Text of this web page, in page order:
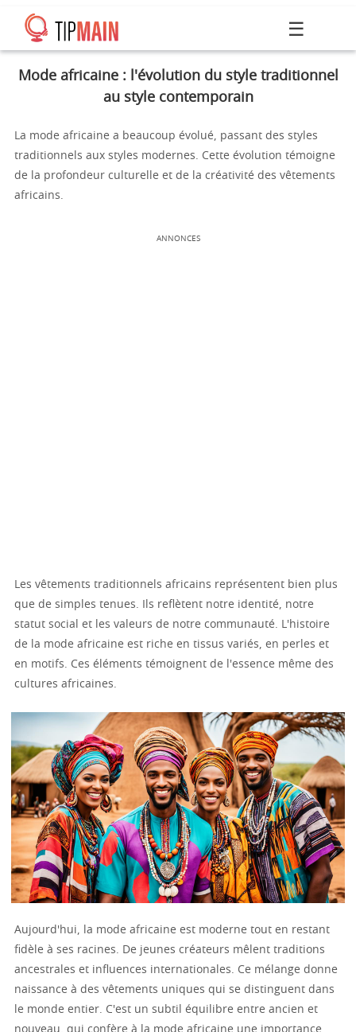
☰
Mode africaine : l'évolution du style traditionnel
au style contemporain
La mode africaine a beaucoup évolué, passant des styles
traditionnels aux styles modernes. Cette évolution témoigne
de la profondeur culturelle et de la créativité des vêtements
africains.
ANNONCES
Les vêtements traditionnels africains représentent bien plus
que de simples tenues. Ils reflètent notre identité, notre
statut social et les valeurs de notre communauté. L'histoire
de la mode africaine est riche en tissus variés, en perles et
en motifs. Ces éléments témoignent de l'essence même des
cultures africaines.
Aujourd'hui, la mode africaine est moderne tout en restant
fidèle à ses racines. De jeunes créateurs mêlent traditions
ancestrales et influences internationales. Ce mélange donne
naissance à des vêtements uniques qui se distinguent dans
le monde entier. C'est un subtil équilibre entre ancien et
nouveau, qui confère à la mode africaine une importance